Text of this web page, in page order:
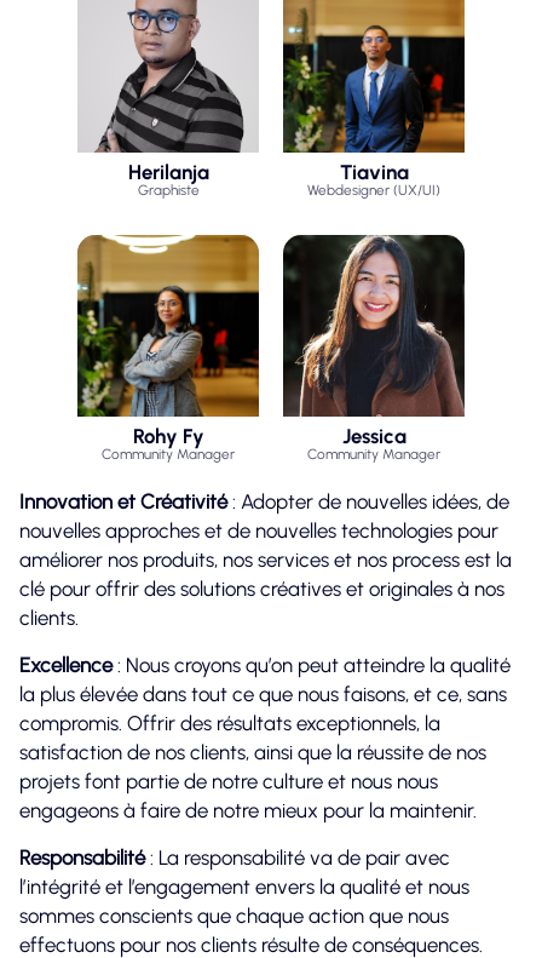
Herilanja
Graphiste
Tiavina
Webdesigner (UX/UI)
Rohy Fy
Community Manager
Jessica
Community Manager
Innovation et Créativité: Adopter de nouvelles idées, de
nouvelles approches et de nouvelles technologies pour
améliorer nos produits, nos services et nos process est la
clé pour offrir des solutions créatives et originales à nos
clients.
Excellence: Nous croyons qu’on peut atteindre la qualité
la plus élevée dans tout ce que nous faisons, et ce, sans
compromis. Offrir des résultats exceptionnels, la
satisfaction de nos clients, ainsi que la réussite de nos
projets font partie de notre culture et nous nous
engageons à faire de notre mieux pour la maintenir.
Responsabilité: La responsabilité va de pair avec
l’intégrité et l’engagement envers la qualité et nous
sommes conscients que chaque action que nous
effectuons pour nos clients résulte de conséquences.